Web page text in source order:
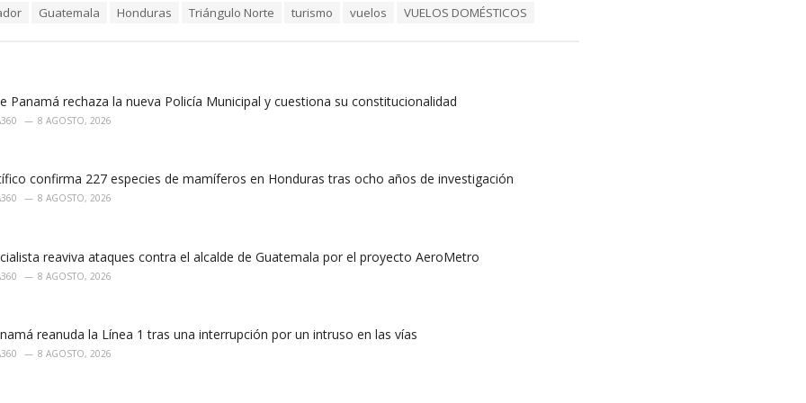
Guatemala Honduras Triángulo Norte turismo vuelos VUELOS DOMÉSTICOS
Panamá rechaza la nueva Policía Municipal y cuestiona su constitucionalidad
8 AGOSTO, 2026
confirma 227 especies de mamíferos en Honduras tras ocho años de investigación
8 AGOSTO, 2026
reaviva ataques contra el alcalde de Guatemala por el proyecto AeroMetro
8 AGOSTO, 2026
reanuda la Línea 1 tras una interrupción por un intruso en las vías
8 AGOSTO, 2026